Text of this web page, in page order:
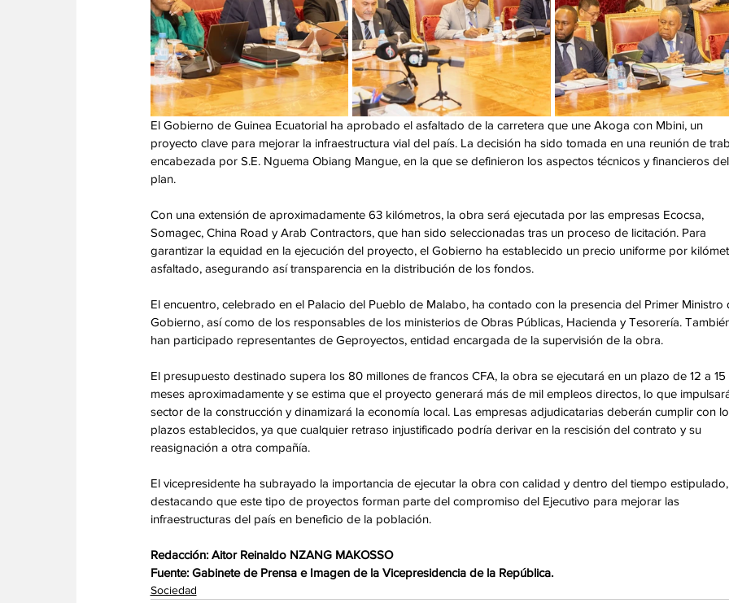
El Gobierno de Guinea Ecuatorial ha aprobado el asfaltado de la carretera que une Akoga con Mbini, un
proyecto clave para mejorar la infraestructura vial del país. La decisión ha sido tomada en una reunión de
encabezada por S.E. Nguema Obiang Mangue, en la que se definieron los aspectos técnicos y financieros del
plan.
Con una extensión de aproximadamente 63 kilómetros, la obra será ejecutada por las empresas Ecocsa,
Somagec, China Road y Arab Contractors, que han sido seleccionadas tras un proceso de licitación. Para
garantizar la equidad en la ejecución del proyecto, el Gobierno ha establecido un precio uniforme por
asfaltado, asegurando así transparencia en la distribución de los fondos.
El encuentro, celebrado en el Palacio del Pueblo de Malabo, ha contado con la presencia del Primer Ministro
Gobierno, así como de los responsables de los ministerios de Obras Públicas, Hacienda y Tesorería.
han participado representantes de Geproyectos, entidad encargada de la supervisión de la obra.
El presupuesto destinado supera los 80 millones de francos CFA, la obra se ejecutará en un plazo de 12 a 15
meses aproximadamente y se estima que el proyecto generará más de mil empleos directos, lo que
sector de la construcción y dinamizará la economía local. Las empresas adjudicatarias deberán cumplir con
plazos establecidos, ya que cualquier retraso injustificado podría derivar en la rescisión del contrato y su
reasignación a otra compañía.
El vicepresidente ha subrayado la importancia de ejecutar la obra con calidad y dentro del tiempo estipulado,
destacando que este tipo de proyectos forman parte del compromiso del Ejecutivo para mejorar las
infraestructuras del país en beneficio de la población.
Redacción: Aitor Reinaldo NZANG MAKOSSO
Fuente: Gabinete de Prensa e Imagen de la Vicepresidencia de la República.
Sociedad